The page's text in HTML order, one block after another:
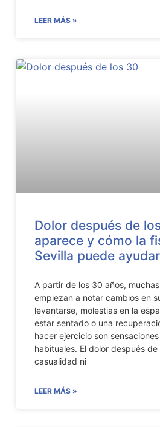
LEER MÁS »
Dolor después de
aparece y cómo la
Sevilla puede
A partir de los 30 años,
empiezan a notar cambios en
levantarse, molestias en la
estar sentado o una
hacer ejercicio son
habituales. El dolor después
casualidad ni
LEER MÁS »